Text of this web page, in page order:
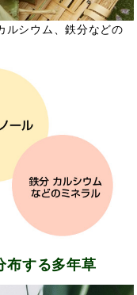
ルシウム、鉄分などの
布する多年草